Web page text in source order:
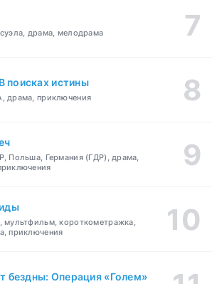
драма, мелодрама
поисках истины
драма, приключения
Польша, Германия (ГДР), драма,
мультфильм, короткометражка,
приключения
бездны: Операция «Голем»